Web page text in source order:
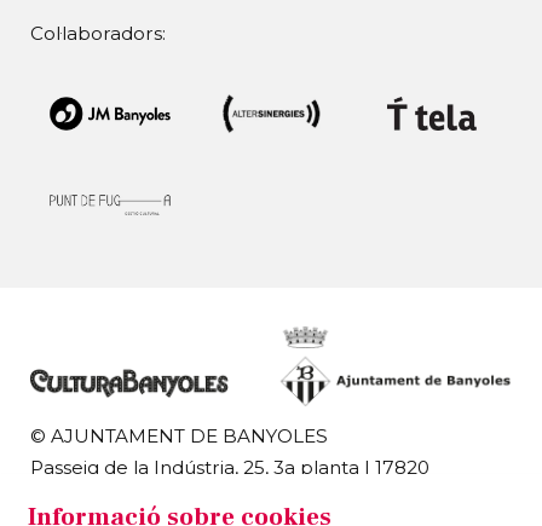
Col·laboradors:
© AJUNTAMENT DE BANYOLES
Passeig de la Indústria, 25, 3a planta | 17820
Informació sobre cookies